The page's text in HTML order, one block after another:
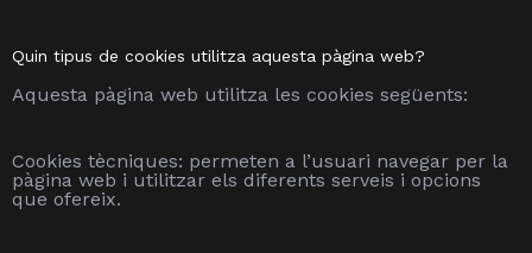
Quin tipus de cookies utilitza aquesta pàgina web?
Aquesta pàgina web utilitza les cookies següents:
Cookies tècniques: permeten a l’usuari navegar per la
pàgina web i utilitzar els diferents serveis i opcions
que ofereix.